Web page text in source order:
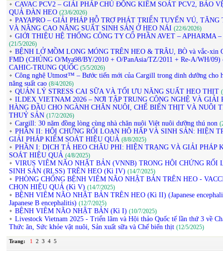
CAVAC PCV2 – GIẢI PHÁP CHỦ ĐỘNG KIỂM SOÁT PCV2, BẢO
QUẢ ĐÀN HEO (23/6/2026)
PAYAPRO – GIẢI PHÁP HỖ TRỢ PHÁT TRIỂN TUYẾN VÚ, TĂNG
VÀ NÂNG CAO NĂNG SUẤT SINH SẢN Ở HEO NÁI (22/6/2026)
GIỚI THIỆU HỆ THỐNG CÔNG TY CỔ PHẦN AVET – APHARMA
(21/5/2026)
BỆNH LỞ MỒM LONG MÓNG TRÊN HEO & TRÂU, BÒ và vắc-xin
FMD (CHỦNG O/Mya98/BY/2010 + O/PanAsia/TZ/2011 + Re-A/WH/09)
CAHIC-TRUNG QUỐC (5/5/2026)
Công nghệ Utmost™ – Bước tiến mới của Cargill trong dinh dưỡng cho
năng suất cao (8/4/2026)
QUẢN LÝ STRESS CAI SỮA VÀ TỐI ƯU NĂNG SUẤT HEO THỊT
ILDEX VIETNAM 2026 – NƠI TẬP TRUNG CÔNG NGHỆ VÀ GIẢI
HÀNG ĐẦU CHO NGÀNH CHĂN NUÔI, CHẾ BIẾN THỊT VÀ NUÔI
THUỶ SẢN (17/2/2026)
Cargill: 30 năm đồng lòng cùng nhà chăn nuôi Việt nuôi dưỡng thú non
PHẦN II: HỘI CHỨNG RỐI LOẠN HÔ HẤP VÀ SINH SẢN: HIỆN
GIẢI PHÁP KIỂM SOÁT HIỆU QUẢ (8/8/2025)
PHẦN I: DỊCH TẢ HEO CHÂU PHI: HIỆN TRẠNG VÀ GIẢI PHÁP
SOÁT HIỆU QUẢ (4/8/2025)
VIRUS VIÊM NÃO NHẬT BẢN (VNNB) TRONG HỘI CHỨNG RỐI
SINH SẢN (RLSS) TRÊN HEO (Kì IV) (14/7/2025)
PHÒNG CHỐNG BỆNH VIÊM NÃO NHẬT BẢN TRÊN HEO -
CHỌN HIỆU QUẢ (Kì V) (14/7/2025)
BỆNH VIÊM NÃO NHẬT BẢN TRÊN HEO (Kì II) (Japanese
Japanese B encephalitis) (12/7/2025)
BỆNH VIÊM NÃO NHẬT BẢN (Kì I) (10/7/2025)
Livestock Vietnam 2025 - Triển lãm và Hội thảo Quốc tế lần thứ 3 về
Thức ăn, Sức khỏe vật nuôi, Sản xuất sữa và Chế biến thịt (12/5/2025)
Trang: 1 2 3 4 5